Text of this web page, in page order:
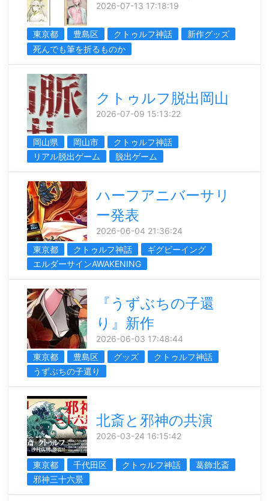
2026-07-13 17:18:19
東京都 豊島区 クトゥルフ神話
新作グッズ
死んでも筆を折るものか
クトゥルフ脱出岡山
2026-07-09 15:13:22
岡山県 岡山市
クトゥルフ神話
リアル脱出ゲーム
脱出ゲーム
ハーフアニバーサリ
ー発表
2026-06-04 21:36:24
東京都
クトゥルフ神話
ギグビーイング
エルダーサインAWAKENING
『うずぶちの子還
り』新作
2026-06-03 17:48:44
東京都
豊島区 グッズ
クトゥルフ神話
うずぶちの子還り
北斎と邪神の共演
2026-03-24 16:15:42
東京都 千代田区 クトゥルフ神話
葛飾北斎
邪神三十六景